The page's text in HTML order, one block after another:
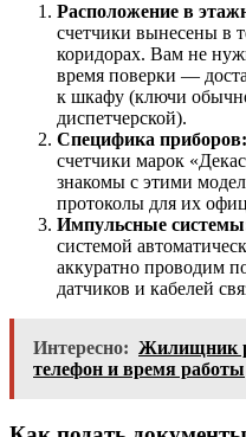
Расположение в
счетчики вынесены в
коридорах. Вам не
время поверки —
к шкафу (ключи
диспетчерской).
Специфика приборов:
счетчики марок
знакомы с этими
протоколы для их
Импульсные
системой
аккуратно проводим
датчиков и кабелей
Интересно: Жилищник
телефон и время работы